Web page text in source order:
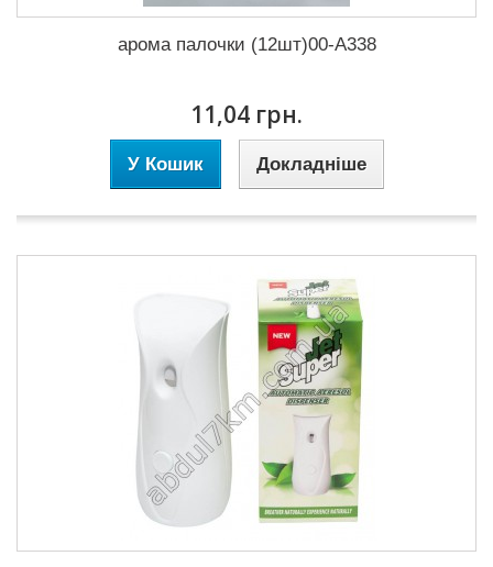
арома палочки (12шт)00-А338
11,04 грн.
У Кошик Докладніше